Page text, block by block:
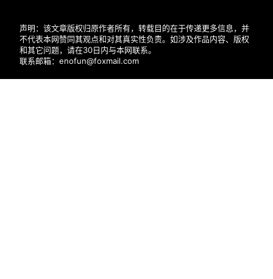
声明：该文章版权归原作者所有，转载目的在于传递更多信息，并
不代表本网赞同其观点和对其真实性负责。如涉及作品内容、版权
和其它问题，请在30日内与本网联系。
联系邮箱：enofun@foxmail.com